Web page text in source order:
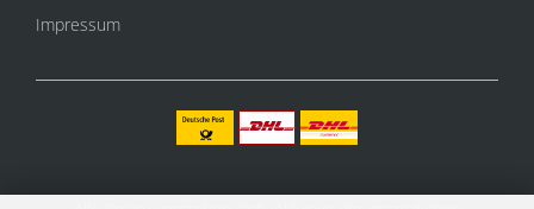
Impressum